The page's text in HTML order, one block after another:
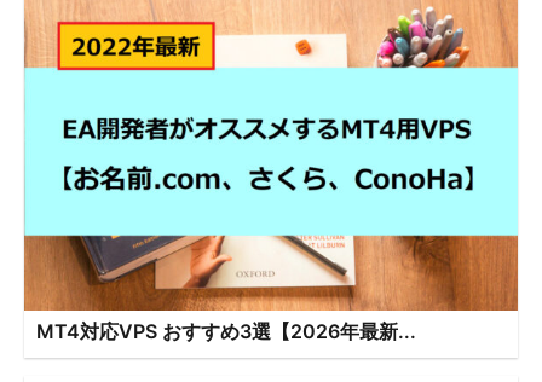
MT4対応VPS おすすめ3選【2026年最新...